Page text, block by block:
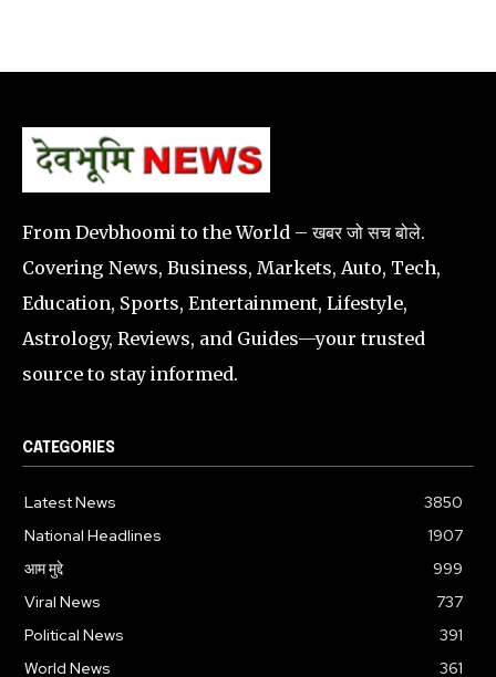
From Devbhoomi to the World – खबर जो सच बोले.
Covering News, Business, Markets, Auto, Tech,
Education, Sports, Entertainment, Lifestyle,
Astrology, Reviews, and Guides—your trusted
source to stay informed.
CATEGORIES
Latest News
3850
National Headlines
1907
आम मुद्दे
999
Viral News
737
Political News
391
World News
361